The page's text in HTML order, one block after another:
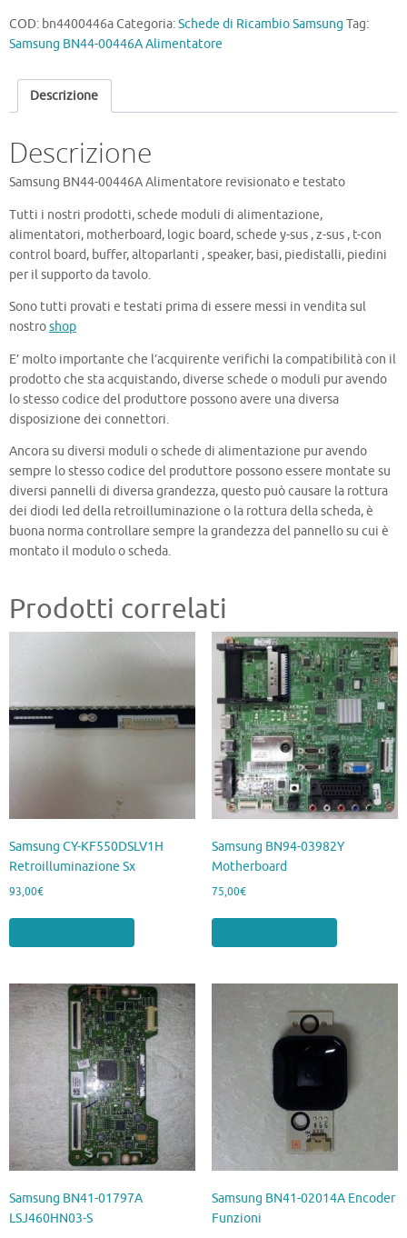
00446A
Alimentatore
quantità
COD: bn4400446aCategoria:Schede di Ricambio Samsung Tag:
Samsung BN44-00446A Alimentatore
Descrizione
Descrizione
Samsung BN44-00446A Alimentatore revisionato e testato
Tutti i nostri prodotti, schede moduli di alimentazione,
alimentatori, motherboard, logic board, schede y-sus , z-sus , t-con
control board, buffer, altoparlanti , speaker, basi, piedistalli, piedini
per il supporto da tavolo.
Sono tutti provati e testati prima di essere messi in vendita sul
nostroshop
E’ molto importante che l’acquirente verifichi la compatibilità con il
prodotto che sta acquistando, diverse schede o moduli pur avendo
lo stesso codice del produttore possono avere una diversa
disposizione dei connettori.
Ancora su diversi moduli o schede di alimentazione pur avendo
sempre lo stesso codice del produttore possono essere montate su
diversi pannelli di diversa grandezza, questo può causare la rottura
dei diodi led della retroilluminazione o la rottura della scheda, è
buona norma controllare sempre la grandezza del pannello su cui è
montato il modulo o scheda.
Prodotti correlati
Samsung CY-KF550DSLV1H
Retroilluminazione Sx
93,00€
Samsung BN94-03982Y
Motherboard
75,00€
Samsung BN41-01797A
LSJ460HN03-S
Samsung BN41-02014A Encoder
Funzioni